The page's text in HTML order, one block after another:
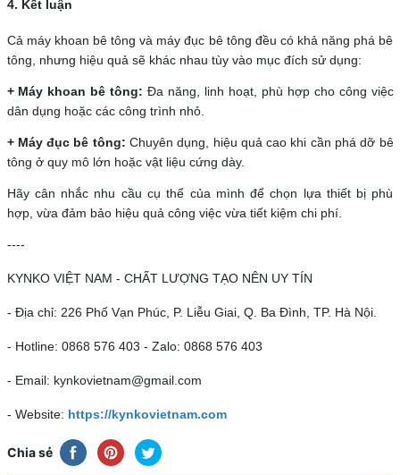
4. Kết luận
Cả máy khoan bê tông và máy đục bê tông đều có khả năng phá bê
tông, nhưng hiệu quả sẽ khác nhau tùy vào mục đích sử dụng:
+ Máy khoan bê tông: Đa năng, linh hoạt, phù hợp cho công việc
dân dụng hoặc các công trình nhỏ.
+ Máy đục bê tông: Chuyên dụng, hiệu quả cao khi cần phá dỡ bê
tông ở quy mô lớn hoặc vật liệu cứng dày.
Hãy cân nhắc nhu cầu cụ thể của mình để chọn lựa thiết bị phù
hợp, vừa đảm bảo hiệu quả công việc vừa tiết kiệm chi phí.
----
KYNKO VIỆT NAM - CHẤT LƯỢNG TẠO NÊN UY TÍN
- Địa chỉ: 226 Phố Vạn Phúc, P. Liễu Giai, Q. Ba Đình, TP. Hà Nội.
- Hotline: 0868 576 403 - Zalo: 0868 576 403
- Email: kynkovietnam@gmail.com
- Website: https://kynkovietnam.com
Chia sẻ